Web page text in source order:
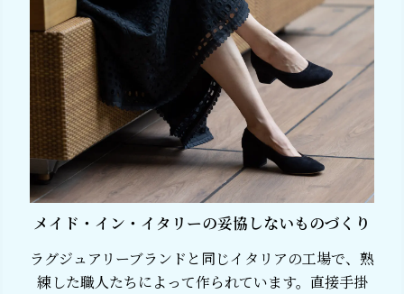
メイド・イン・イタリーの妥協しないものづくり
ラグジュアリーブランドと同じイタリアの工場で、熟
練した職人たちによって作られています。直接手掛